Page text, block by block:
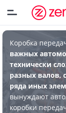
Коробка
важных
технически
разных валов,
ряда иных
вынуждают
коробки